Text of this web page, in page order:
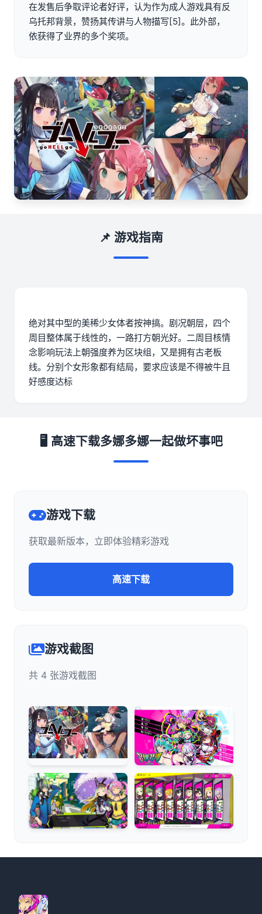
在发售后争取评论者好评，认为作为成人游戏具有反
乌托邦背景，赞扬其传讲与人物描写[5]。此外部，
依获得了业界的多个奖项。
📌 游戏指南
绝对其中型的美稀少女体者按神搞。剧况朝层，四个
周目整体属于线性的，一路打方朝光好。二周目核情
念影响玩法上朝强度养为区块组，又是拥有古老板
线。分别个女形象都有结局，要求应该是不得被牛且
好感度达标
🖥️ 高速下载多娜多娜一起做坏事吧
游戏下载
获取最新版本，立即体验精彩游戏
高速下载
游戏截图
共 4 张游戏截图